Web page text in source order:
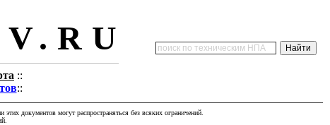
::
::
документов могут распространяться без всяких ограничений.